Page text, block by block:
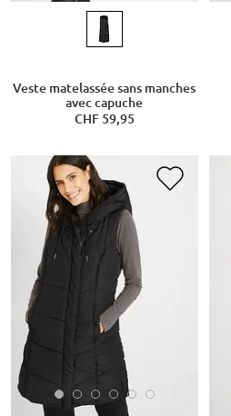
Veste matelassée sans manches
avec capuche
CHF 59,95